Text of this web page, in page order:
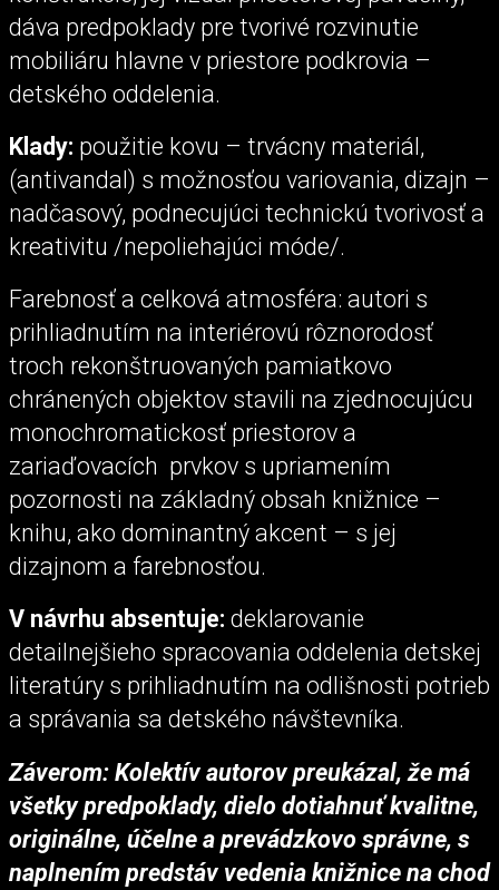
dáva predpoklady pre tvorivé rozvinutie
mobiliáru hlavne v priestore podkrovia –
detského oddelenia.
Klady: použitie kovu – trvácny materiál,
(antivandal) s možnosťou variovania, dizajn –
nadčasový, podnecujúci technickú tvorivosť a
kreativitu /nepoliehajúci móde/.
Farebnosť a celková atmosféra: autori s
prihliadnutím na interiérovú rôznorodosť
troch rekonštruovaných pamiatkovo
chránených objektov stavili na zjednocujúcu
monochromatickosť priestorov a
zariaďovacích prvkov s upriamením
pozornosti na základný obsah knižnice –
knihu, ako dominantný akcent – s jej
dizajnom a farebnosťou.
V návrhu absentuje: deklarovanie
detailnejšieho spracovania oddelenia detskej
literatúry s prihliadnutím na odlišnosti potrieb
a správania sa detského návštevníka.
Záverom: Kolektív autorov preukázal, že má
všetky predpoklady, dielo dotiahnuť kvalitne,
originálne, účelne a prevádzkovo správne, s
naplnením predstáv vedenia knižnice na chod